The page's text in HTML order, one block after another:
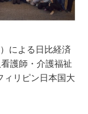
による日比経済
護師・介護福祉
ィリピン日本国大